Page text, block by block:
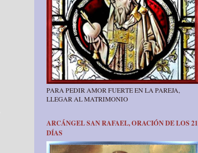
PARA PEDIR AMOR FUERTE EN LA PAREJA,
LLEGAR AL MATRIMONIO
ARCÁNGEL SAN RAFAEL, ORACIÓN DE LOS 21
DÍAS